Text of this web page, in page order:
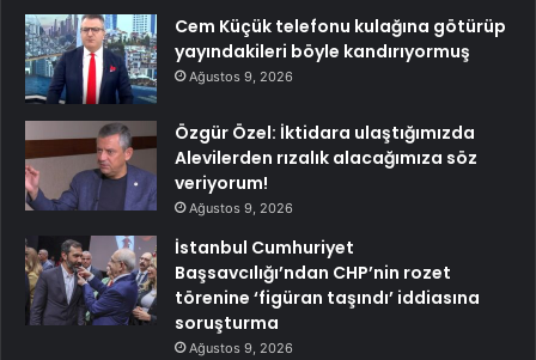
Cem Küçük telefonu kulağına götürüp
yayındakileri böyle kandırıyormuş
Ağustos 9, 2026
Özgür Özel: İktidara ulaştığımızda
Alevilerden rızalık alacağımıza söz
veriyorum!
Ağustos 9, 2026
İstanbul Cumhuriyet
Başsavcılığı’ndan CHP’nin rozet
törenine ‘figüran taşındı’ iddiasına
soruşturma
Ağustos 9, 2026